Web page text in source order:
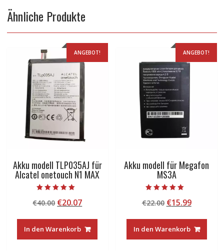
Ähnliche Produkte
ANGEBOT!
Akku modell TLP035AJ für
Alcatel onetouch N1 MAX
5.00
von 5
€40.00 Ursprünglicher
war:
€40.00
€20.07Aktueller
ist:
€20.07.
In den Warenkorb
ANGEBOT!
Akku modell für Megafon
MS3A
5.00
von 5
€22.00 Ursprünglicher
war:
€22.00
€15.99
ist:
€15.99.
In den Warenkorb